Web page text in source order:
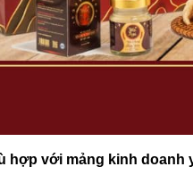
hợp với mảng kinh doanh